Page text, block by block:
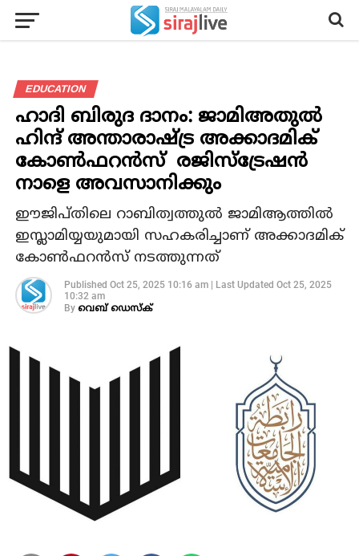
EDUCATION
ഹാദി ബിരുദ ദാനം: ജാമിഅതുൽ
ഹിന്ദ് അന്താരാഷ്ട്ര അക്കാദമിക്
കോൺഫറൻസ് രജിസ്ട്രേഷൻ
നാളെ അവസാനിക്കും
ഈജിപ്തിലെ റാബിത്വത്തുൽ ജാമിആത്തിൽ
ഇസ്ലാമിയ്യയുമായി സഹകരിച്ചാണ് അക്കാദമിക്
കോൺഫറൻസ് നടത്തുന്നത്
Published Oct 25, 2025 10:16 am| Last Updated Oct 25, 2025
10:32 am
By വെബ് ഡെസ്‌ക്